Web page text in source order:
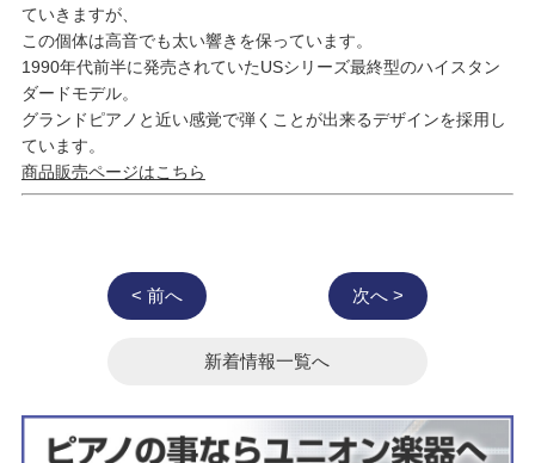
ていきますが、
この個体は高音でも太い響きを保っています。
1990年代前半に発売されていたUSシリーズ最終型のハイスタン
ダードモデル。
グランドピアノと近い感覚で弾くことが出来るデザインを採用し
ています。
商品販売ページはこちら
< 前へ 次へ >
新着情報一覧へ